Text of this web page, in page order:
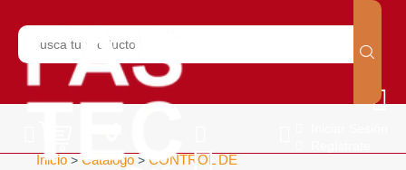
Inicio > Catálogo > CONTROL DE